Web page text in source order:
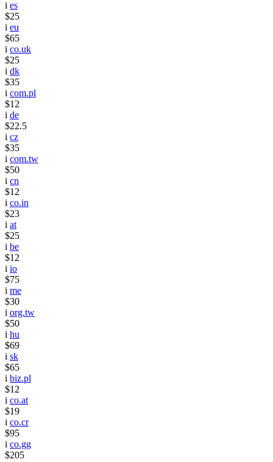
i es
$25
i eu
$65
i co.uk
$25
i dk
$35
i com.pl
$12
i de
$22.5
i cz
$35
i com.tw
$50
i cn
$12
i co.in
$23
i at
$25
i be
$12
i io
$75
i me
$30
i org.tw
$50
i hu
$69
i sk
$65
i biz.pl
$12
i co.at
$19
i co.cr
$95
i co.gg
$205